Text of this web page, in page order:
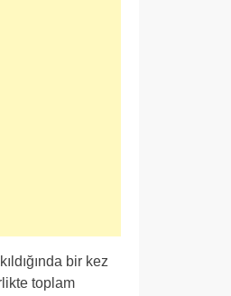
bir kez
toplam